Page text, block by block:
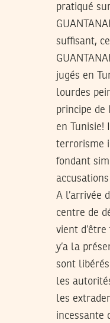
pratiqué
suffisant,
jugés en
lourdes
principe de
en Tunisie!
terrorisme
fondant
A l’arrivée
centre de
vient
y’a la
sont libérés
les
les
incessante